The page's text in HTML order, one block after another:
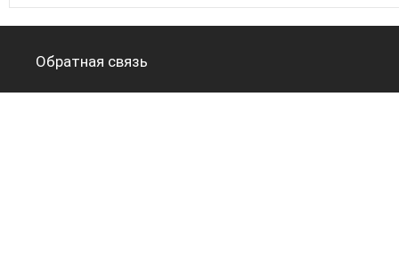
Обратная связь